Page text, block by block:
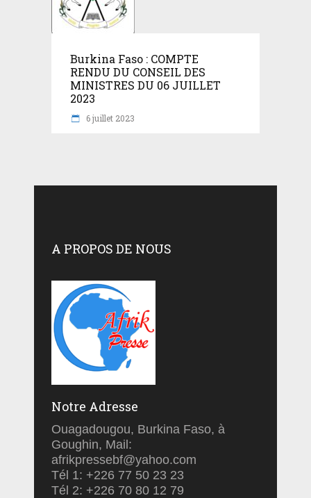
Burkina Faso : COMPTE
RENDU DU CONSEIL DES
MINISTRES DU 06 JUILLET
2023
6 juillet 2023
A PROPOS DE NOUS
Notre Adresse
Ouagadougou, Burkina Faso, à
Goughin, Mail:
afrikpressebf@yahoo.com
Tél 1: +226 77 50 23 23
Tél 2: +226 70 80 12 79